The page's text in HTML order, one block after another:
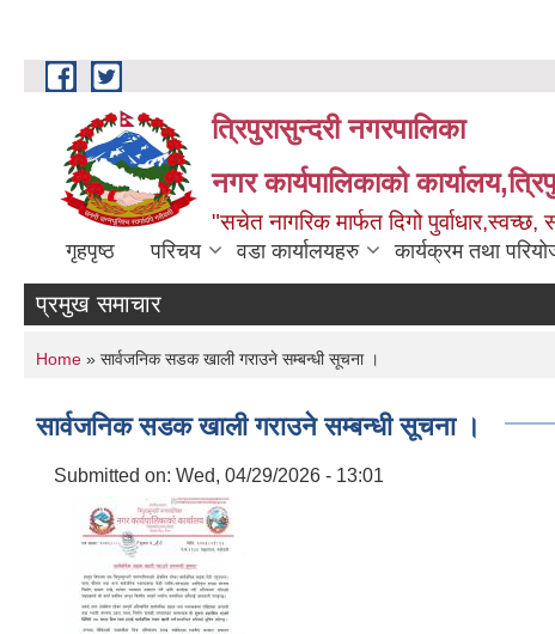
Skip to main content
त्रिपुरासुन्दरी नगरपालिका
नगर कार्यपालिकाको
"सचेत नागरिक मार्फत दिगो
गृहपृष्ठ परिचय वडा कार्यालयहरु कार्यक्रम तथा
प्रमुख समाचार
You are here
Home » सार्वजनिक सडक खाली गराउने सम्बन्धी सूचना ।
सार्वजनिक सडक खाली गराउने सम्बन्धी सूचना ।
Submitted on: Wed, 04/29/2026 - 13:01